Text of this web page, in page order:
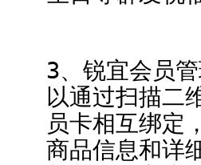
3、锐宜会员
以通过扫描二
员卡相互绑定
商品信息和详